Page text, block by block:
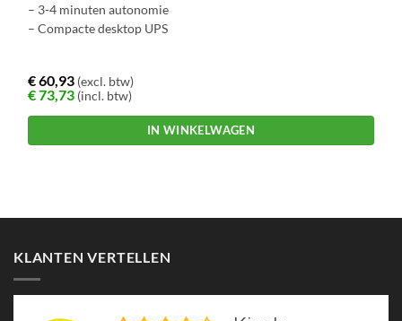
– 3-4 minuten autonomie
– Compacte desktop UPS
€60,93 (excl. btw)
€73,73 (incl. btw)
IN WINKELWAGEN
KLANTEN VERTELLEN